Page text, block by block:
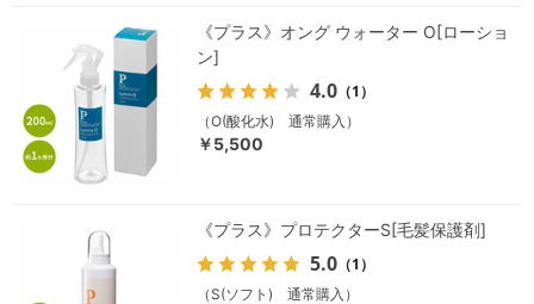
《プラス》オング ウォーター O[ローショ
ン]
4.0 （1）
（O(酸化水) 通常購入）
￥5,500
《プラス》プロテクターS[毛髪保護剤]
5.0 （1）
（S(ソフト) 通常購入）